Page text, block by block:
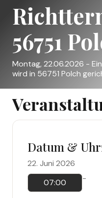
56751
Montag, 22.06.2026 -
wird in 56751 Polch
Datum &
22. Juni 2026
07:00
-